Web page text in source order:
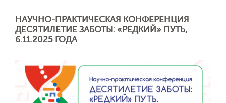
НАУЧНО-ПРАКТИЧЕСКАЯ КОНФЕРЕНЦИЯ
ДЕСЯТИЛЕТИЕ ЗАБОТЫ: «РЕДКИЙ» ПУТЬ,
6.11.2025 ГОДА